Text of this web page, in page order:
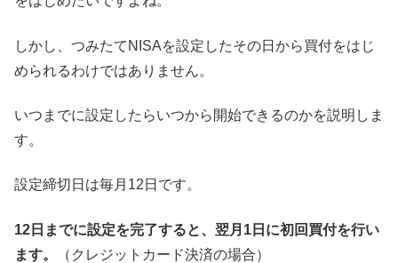
しかし、つみたてNISAを設定したその日から買付をはじ
められるわけではありません。
いつまでに設定したらいつから開始できるのかを説明しま
す。
設定締切日は毎月12日です。
12日までに設定を完了すると、翌月1日に初回買付を行い
ます。
（クレジットカード決済の場合）